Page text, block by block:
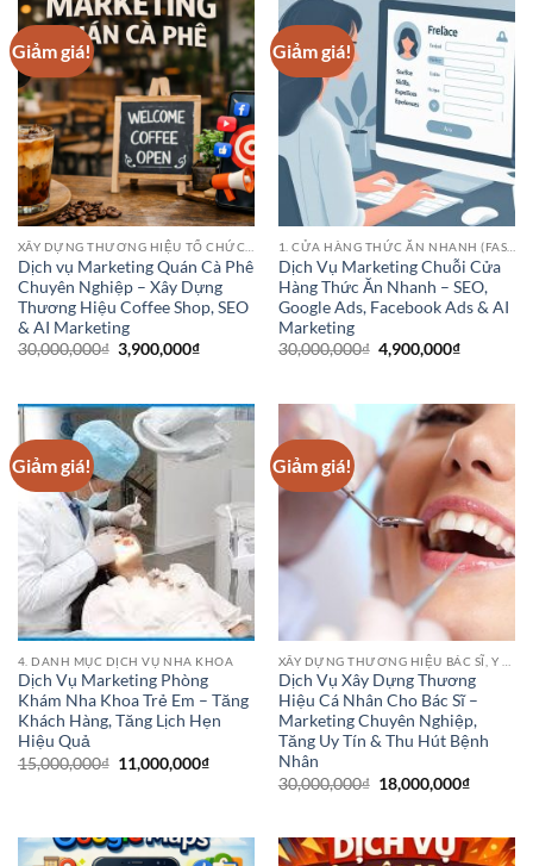
Giảm giá!
Dịch vụ Marketing Quán Cà Phê
Chuyên Nghiệp – Xây Dựng
Thương Hiệu Coffee Shop, SEO
& AI Marketing
30,000,000₫ Giá
gốc
3,900,000₫Giá
3,900,000₫.
Giảm giá!
Dịch Vụ Marketing Chuỗi Cửa
Hàng Thức Ăn Nhanh – SEO,
Google Ads, Facebook Ads & AI
Marketing
30,000,000₫ Giá
gốc
4,900,000₫Giá
Giảm giá!
4. DANH MỤC DỊCH VỤ NHA KHOA
Dịch Vụ Marketing Phòng
Khám Nha Khoa Trẻ Em – Tăng
Khách Hàng, Tăng Lịch Hẹn
Hiệu Quả
15,000,000₫ Giá
gốc
11,000,000₫Giá
Giảm giá!
Dịch Vụ Xây Dựng Thương
Hiệu Cá Nhân Cho Bác Sĩ –
Marketing Chuyên Nghiệp,
Tăng Uy Tín & Thu Hút Bệnh
Nhân
30,000,000₫ Giá
gốc
18,000,000₫Giá